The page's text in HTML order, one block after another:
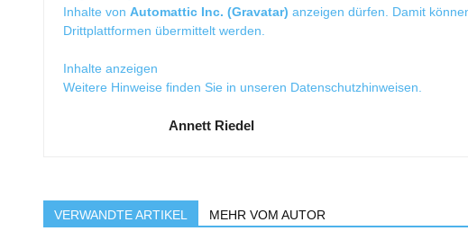
Inhalte von Automattic Inc. (Gravatar) anzeigen dürfen. Damit
Drittplattformen übermittelt werden.
Inhalte anzeigen
Weitere Hinweise finden Sie in unseren Datenschutzhinweisen
Annett Riedel
VERWANDTE ARTIKEL MEHR VOM AUTOR